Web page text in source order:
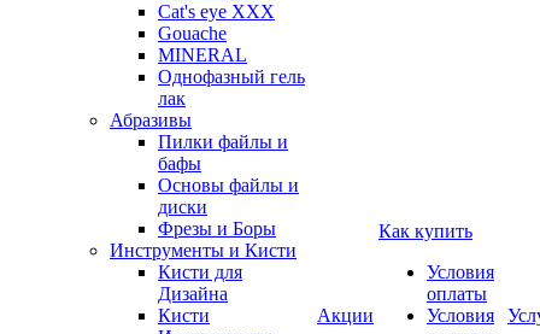
Cat's eye XXX
Gouache
MINERAL
Однофазный гель
лак
Абразивы
Пилки файлы и
бафы
Основы файлы и
диски
Фрезы и Боры
Инструменты и Кисти
Кисти для
Дизайна
Кисти
Акции
Как купить
Условия
оплаты
Условия